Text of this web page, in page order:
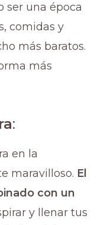
ser una época
comidas y
más baratos.
más
:
en la
maravilloso. El
con un
y llenar tus